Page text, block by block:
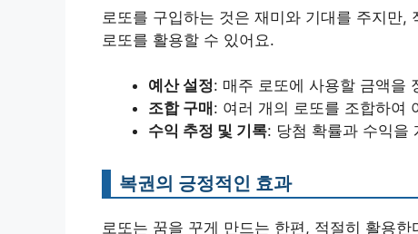
로또를 구입하는 것은 재미와 기대를 주지만
로또를 활용할 수 있어요.
예산 설정: 매주 로또에 사용할 금액을
조합 구매 : 여러 개의 로또를 조합하여
수익 추정 및 기록: 당첨 확률과 수익을
복권의 긍정적인 효과
로또는 꿈을 꾸게 만드는 한편, 적절히 활용